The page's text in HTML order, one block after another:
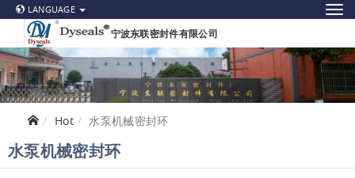
LANGUAGE
宁波东联密封件有限公司
Hot 水泵机械密封环
水泵机械密封环